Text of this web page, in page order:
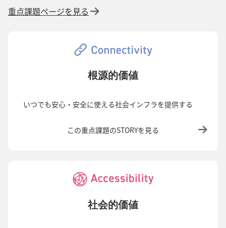
重点課題ページを見る
根源的価値
いつでも安心・安全に使える社会インフラを提供する
この重点課題のSTORYを見る
社会的価値